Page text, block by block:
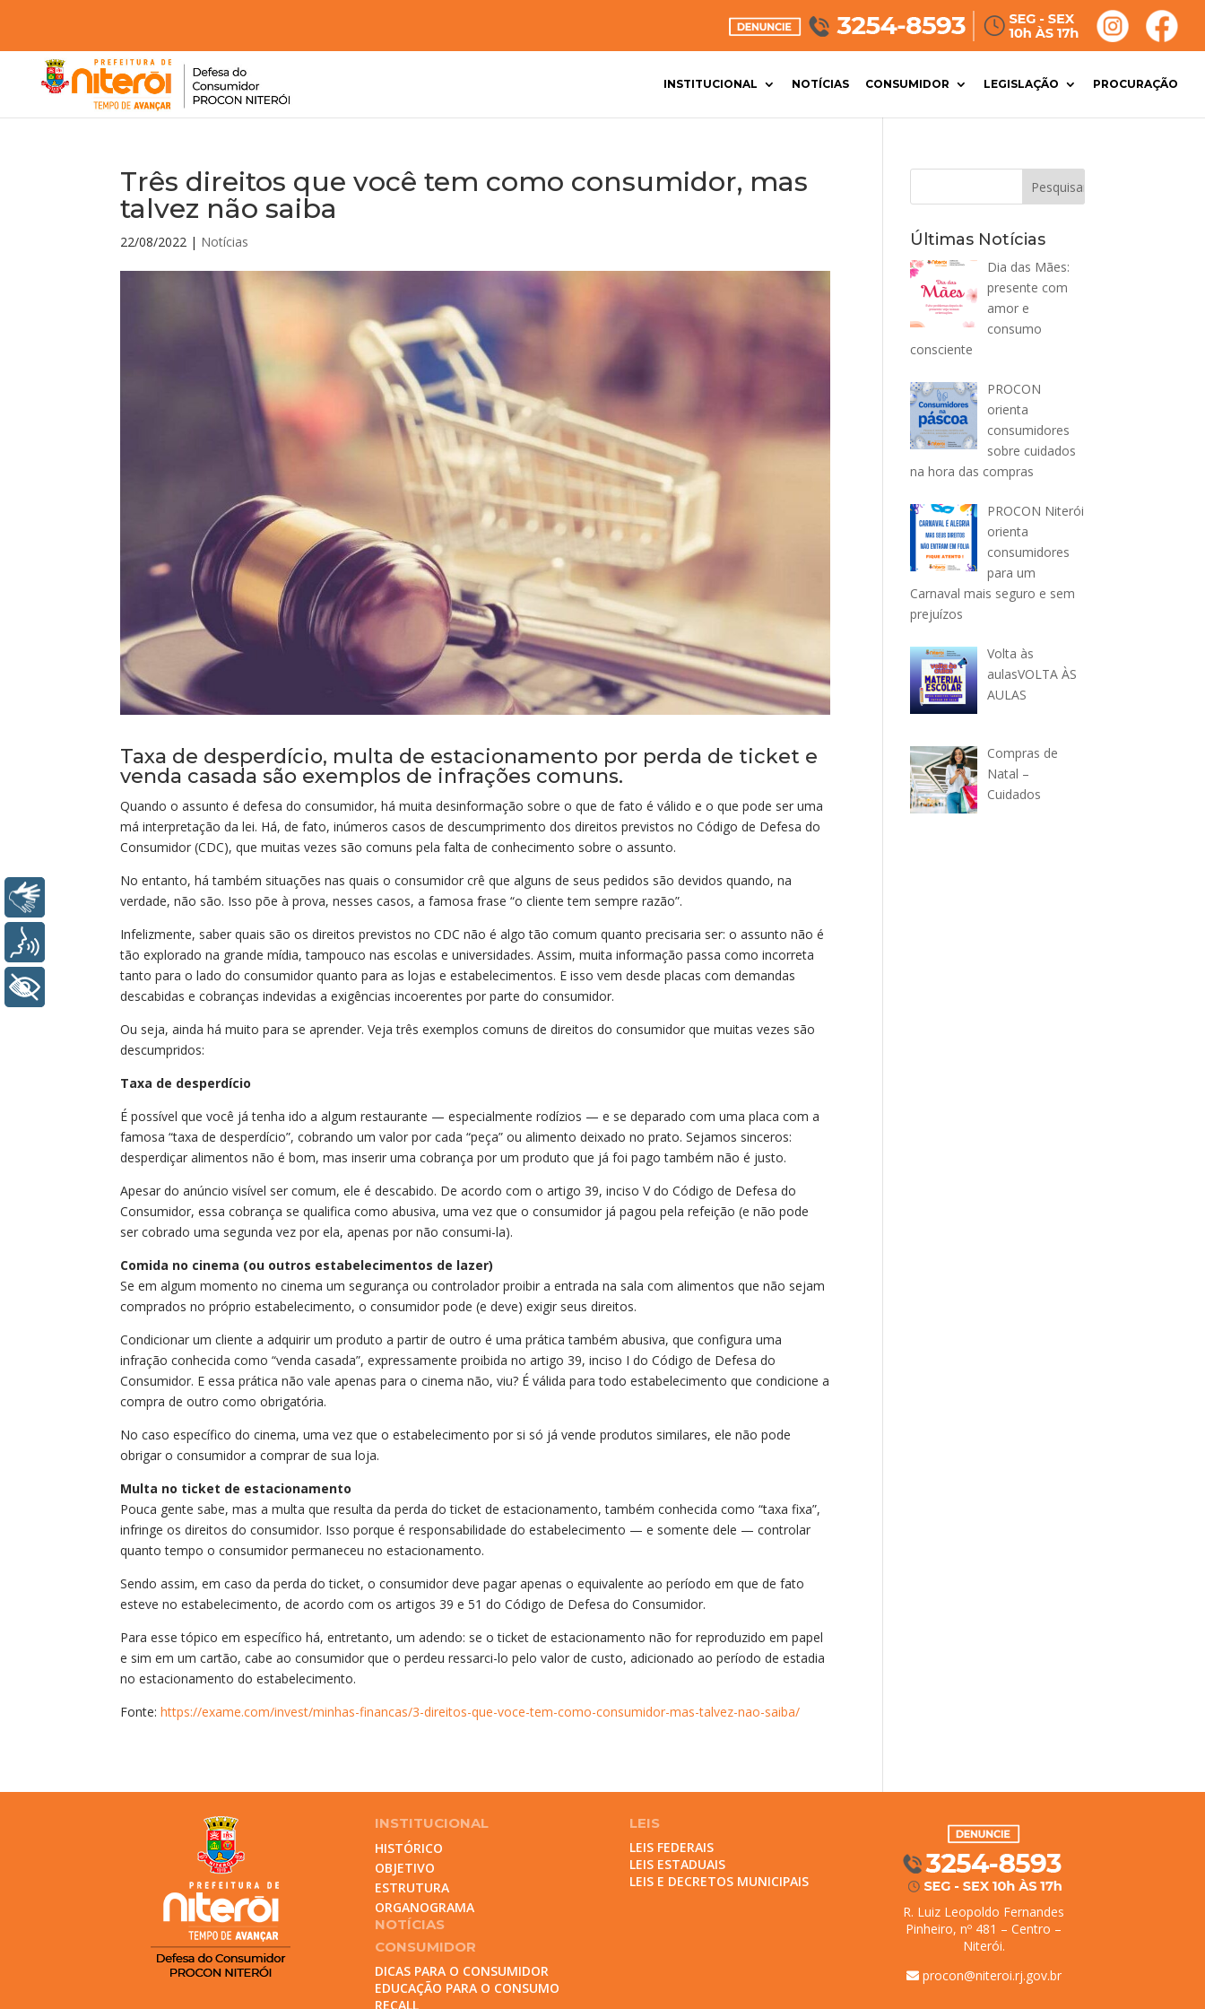
INSTITUCIONAL NOTÍCIAS CONSUMIDOR LEGISLAÇÃO PROCURAÇÃO
Três direitos que você tem como consumidor, mas
talvez não saiba
22/08/2022 | Notícias
Taxa de desperdício, multa de estacionamento por perda de ticket e
venda casada são exemplos de infrações comuns.
Quando o assunto é defesa do consumidor, há muita desinformação sobre o que de fato é válido e o que pode ser uma
má interpretação da lei. Há, de fato, inúmeros casos de descumprimento dos direitos previstos no Código de Defesa do
Consumidor (CDC), que muitas vezes são comuns pela falta de conhecimento sobre o assunto.
No entanto, há também situações nas quais o consumidor crê que alguns de seus pedidos são devidos quando, na
verdade, não são. Isso põe à prova, nesses casos, a famosa frase “o cliente tem sempre razão”.
Infelizmente, saber quais são os direitos previstos no CDC não é algo tão comum quanto precisaria ser: o assunto não é
tão explorado na grande mídia, tampouco nas escolas e universidades. Assim, muita informação passa como incorreta
tanto para o lado do consumidor quanto para as lojas e estabelecimentos. E isso vem desde placas com demandas
descabidas e cobranças indevidas a exigências incoerentes por parte do consumidor.
Ou seja, ainda há muito para se aprender. Veja três exemplos comuns de direitos do consumidor que muitas vezes são
descumpridos:
Taxa de desperdício
É possível que você já tenha ido a algum restaurante — especialmente rodízios — e se deparado com uma placa com a
famosa “taxa de desperdício”, cobrando um valor por cada “peça” ou alimento deixado no prato. Sejamos sinceros:
desperdiçar alimentos não é bom, mas inserir uma cobrança por um produto que já foi pago também não é justo.
Apesar do anúncio visível ser comum, ele é descabido. De acordo com o artigo 39, inciso V do Código de Defesa do
Consumidor, essa cobrança se qualifica como abusiva, uma vez que o consumidor já pagou pela refeição (e não pode
ser cobrado uma segunda vez por ela, apenas por não consumi-la).
Comida no cinema (ou outros estabelecimentos de lazer)
Se em algum momento no cinema um segurança ou controlador proibir a entrada na sala com alimentos que não sejam
comprados no próprio estabelecimento, o consumidor pode (e deve) exigir seus direitos.
Condicionar um cliente a adquirir um produto a partir de outro é uma prática também abusiva, que configura uma
infração conhecida como “venda casada”, expressamente proibida no artigo 39, inciso I do Código de Defesa do
Consumidor. E essa prática não vale apenas para o cinema não, viu? É válida para todo estabelecimento que condicione a
compra de outro como obrigatória.
No caso específico do cinema, uma vez que o estabelecimento por si só já vende produtos similares, ele não pode
obrigar o consumidor a comprar de sua loja.
Multa no ticket de estacionamento
Pouca gente sabe, mas a multa que resulta da perda do ticket de estacionamento, também conhecida como “taxa fixa”,
infringe os direitos do consumidor. Isso porque é responsabilidade do estabelecimento — e somente dele — controlar
quanto tempo o consumidor permaneceu no estacionamento.
Sendo assim, em caso da perda do ticket, o consumidor deve pagar apenas o equivalente ao período em que de fato
esteve no estabelecimento, de acordo com os artigos 39 e 51 do Código de Defesa do Consumidor.
Para esse tópico em específico há, entretanto, um adendo: se o ticket de estacionamento não for reproduzido em papel
e sim em um cartão, cabe ao consumidor que o perdeu ressarci-lo pelo valor de custo, adicionado ao período de estadia
no estacionamento do estabelecimento.
Fonte:https://exame.com/invest/minhas-financas/3-direitos-que-voce-tem-como-consumidor-mas-talvez-nao-saiba/
Últimas Notícias
Dia das Mães:
presente com
amor e
consumo
consciente
PROCON
orienta
consumidores
sobre cuidados
na hora das compras
PROCON Niterói
orienta
consumidores
para um
Carnaval mais seguro e sem
prejuízos
Volta às
aulasVOLTA ÀS
AULAS
Compras de
Natal –
Cuidados
INSTITUCIONAL
HISTÓRICO
OBJETIVO
ESTRUTURA
ORGANOGRAMA
NOTÍCIAS
CONSUMIDOR
DICAS PARA O CONSUMIDOR
EDUCAÇÃO PARA O CONSUMO
RECALL
LEIS
LEIS FEDERAIS
LEIS ESTADUAIS
LEIS E DECRETOS MUNICIPAIS
R. Luiz Leopoldo Fernandes
Pinheiro, nº 481 – Centro –
Niterói.
procon@niteroi.rj.gov.br
+ Acessibilidade